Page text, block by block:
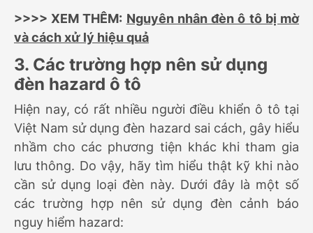
>>>> XEM THÊM: Nguyên nhân đèn ô tô bị mờ
và cách xử lý hiệu quả
3. Các trường hợp nên sử dụng
đèn hazard ô tô
Hiện nay, có rất nhiều người điều khiển ô tô tại
Việt Nam sử dụng đèn hazard sai cách, gây hiểu
nhầm cho các phương tiện khác khi tham gia
lưu thông. Do vậy, hãy tìm hiểu thật kỹ khi nào
cần sử dụng loại đèn này. Dưới đây là một số
các trường hợp nên sử dụng đèn cảnh báo
nguy hiểm hazard: